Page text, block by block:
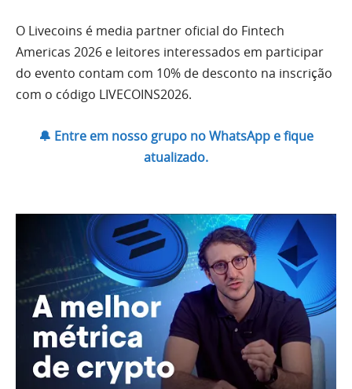
O Livecoins é media partner oficial do Fintech
Americas 2026 e leitores interessados em participar
do evento contam com 10% de desconto na inscrição
com o código LIVECOINS2026.
🔔 Entre em nosso grupo no WhatsApp e fique
atualizado.